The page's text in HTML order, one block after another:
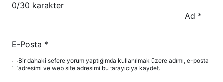
0/30 karakter
Ad *
E-Posta *
Bir dahaki sefere yorum yaptığımda kullanılmak üzere adımı, e-posta
adresimi ve web site adresimi bu tarayıcıya kaydet.